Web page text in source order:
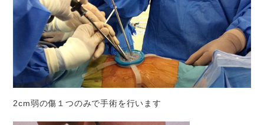
2cm弱の傷１つのみで手術を行います